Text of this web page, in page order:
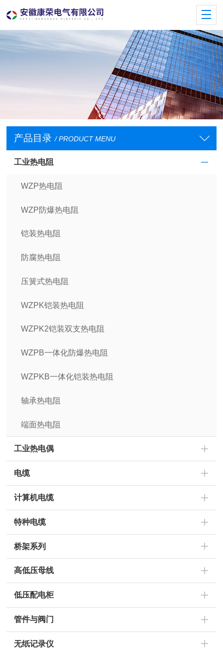
产品目录 / PRODUCT MENU
工业热电阻
WZP热电阻
WZP防爆热电阻
铠装热电阻
防腐热电阻
压簧式热电阻
WZPK铠装热电阻
WZPK2铠装双支热电阻
WZPB一体化防爆热电阻
WZPKB一体化铠装热电阻
轴承热电阻
端面热电阻
工业热电偶
电缆
计算机电缆
特种电缆
桥架系列
高低压母线
低压配电柜
管件与阀门
无纸记录仪